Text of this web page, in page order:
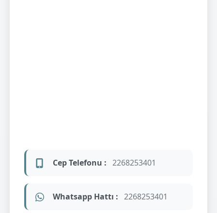
Cep Telefonu : 2268253401
Whatsapp Hattı : 2268253401